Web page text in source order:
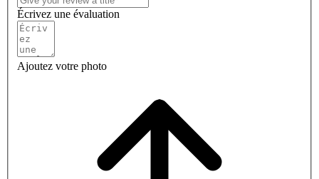
Écrivez une évaluation
Ajoutez votre photo